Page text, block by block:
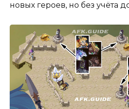
новых героев, но без учёта